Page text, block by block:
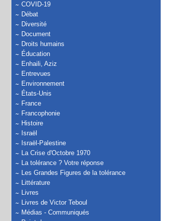
COVID-19
Débat
Diversité
Document
Droits humains
Éducation
Enhaili, Aziz
Entrevues
Environnement
États-Unis
France
Francophonie
Histoire
Israël
Israël-Palestine
La Crise d'Octobre 1970
La tolérance ? Votre réponse
Les Grandes Figures de la tolérance
Littérature
Livres
Livres de Victor Teboul
Médias - Communiqués